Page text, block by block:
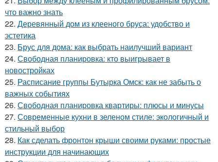
что важно знать
22. Деревянный дом из клееного бруса: удобство и
эстетика
23. Брус для дома: как выбрать наилучший вариант
24. Свободная планировка: кто выигрывает в
новостройках
25. Расписание группы Бутырка Омск: как не забыть о
важных событиях
26. Свободная планировка квартиры: плюсы и минусы
27. Современные кухни в зеленом стиле: экологичный и
стильный выбор
28. Как сделать фронтон крыши своими руками: простые
инструкции для начинающих